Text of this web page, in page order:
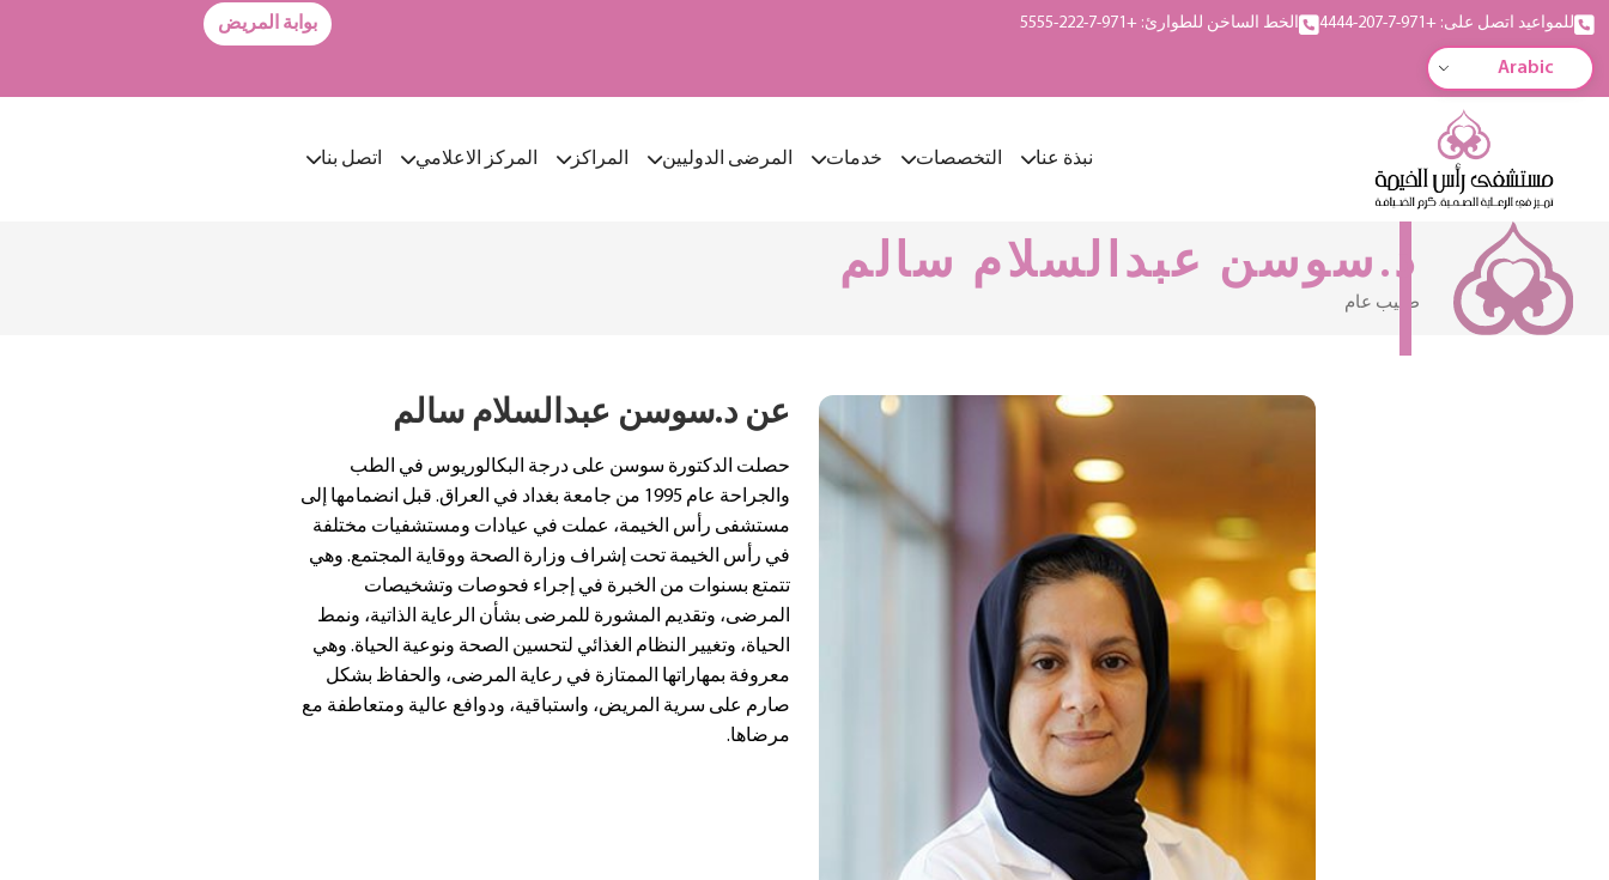
للمواعيد اتصل على: +971-7-207-4444 الخط الساخن للطوارئ: +971-7-222-5555 بوابة المريض
Arabic
نبذة عنا التخصصات خدمات المرضى الدوليين المراكز المركز الاعلامي اتصل بنا
د.سوسن عبدالسلام سالم
طبيب عام
عن د.سوسن عبدالسلام سالم
حصلت الدكتورة سوسن على درجة البكالوريوس في الطب
والجراحة عام 1995 من جامعة بغداد في العراق. قبل انضمامها إلى
مستشفى رأس الخيمة، عملت في عيادات ومستشفيات مختلفة
في رأس الخيمة تحت إشراف وزارة الصحة ووقاية المجتمع. وهي
تتمتع بسنوات من الخبرة في إجراء فحوصات وتشخيصات
المرضى، وتقديم المشورة للمرضى بشأن الرعاية الذاتية، ونمط
الحياة، وتغيير النظام الغذائي لتحسين الصحة ونوعية الحياة. وهي
معروفة بمهاراتها الممتازة في رعاية المرضى، والحفاظ بشكل
صارم على سرية المريض، واستباقية، ودوافع عالية ومتعاطفة مع
مرضاها.